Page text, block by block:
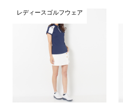
レディースゴルフウェア